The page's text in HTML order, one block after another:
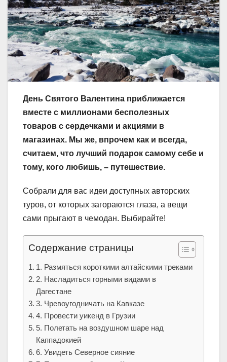
День Святого Валентина приближается
вместе с миллионами бесполезных
товаров с сердечками и акциями в
магазинах. Мы же, впрочем как и всегда,
считаем, что лучший подарок самому себе и
тому, кого любишь, – путешествие.
Собрали для вас идеи доступных авторских
туров, от которых загораются глаза, а вещи
сами прыгают в чемодан. Выбирайте!
Содержание страницы
1. Размяться короткими алтайскими треками
2. Насладиться горными видами в
Дагестане
3. Чревоугодничать на Кавказе
4. Провести уикенд в Грузии
5. Полетать на воздушном шаре над
Каппадокией
6. Увидеть Северное сияние